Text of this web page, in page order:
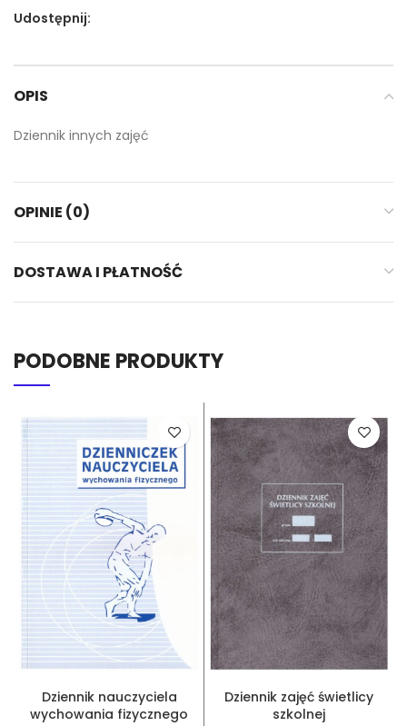
Udostępnij:
OPIS
Dziennik innych zajęć
OPINIE (0)
DOSTAWA I PŁATNOŚĆ
PODOBNE PRODUKTY
Dziennik nauczyciela
wychowania fizycznego
Dziennik zajęć świetlicy
szkolnej